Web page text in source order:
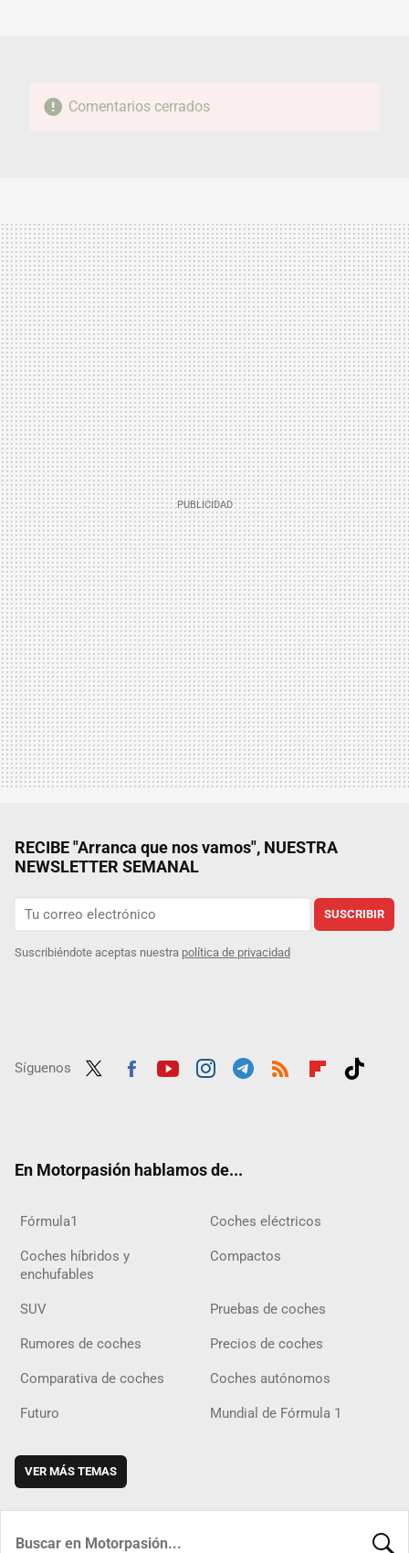
Comentarios cerrados
RECIBE "Arranca que nos vamos", NUESTRA
NEWSLETTER SEMANAL
SUSCRIBIR
Suscribiéndote aceptas nuestra política de privacidad
Síguenos
En Motorpasión hablamos de...
Fórmula1 Coches eléctricos
Coches híbridos y
enchufables
Compactos
SUV Pruebas de coches
Rumores de coches Precios de coches
Comparativa de coches Coches autónomos
Futuro Mundial de Fórmula 1
VER MÁS TEMAS